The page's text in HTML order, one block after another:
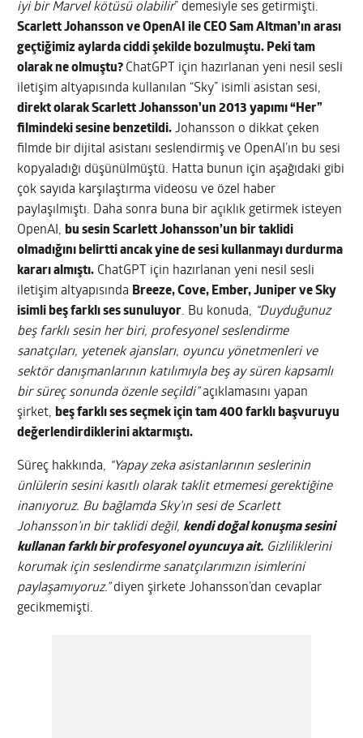
iyi bir Marvel kötüsü olabilir” demesiyle ses getirmişti.
Scarlett Johansson ve OpenAI ile CEO Sam Altman’ın arası
geçtiğimiz aylarda ciddi şekilde bozulmuştu. Peki tam
olarak ne olmuştu? ChatGPT için hazırlanan yeni nesil sesli
iletişim altyapısında kullanılan “Sky” isimli asistan sesi,
direkt olarak Scarlett Johansson’un 2013 yapımı “Her”
filmindeki sesine benzetildi. Johansson o dikkat çeken
filmde bir dijital asistanı seslendirmiş ve OpenAI’ın bu sesi
kopyaladığı düşünülmüştü. Hatta bunun için aşağıdaki gibi
çok sayıda karşılaştırma videosu ve özel haber
paylaşılmıştı. Daha sonra buna bir açıklık getirmek isteyen
OpenAI, bu sesin Scarlett Johansson’un bir taklidi
olmadığını belirtti ancak yine de sesi kullanmayı durdurma
kararı almıştı. ChatGPT için hazırlanan yeni nesil sesli
iletişim altyapısında Breeze, Cove, Ember, Juniper ve Sky
isimli beş farklı ses sunuluyor. Bu konuda, “Duyduğunuz
beş farklı sesin her biri, profesyonel seslendirme
sanatçıları, yetenek ajansları, oyuncu yönetmenleri ve
sektör danışmanlarının katılımıyla beş ay süren kapsamlı
bir süreç sonunda özenle seçildi”açıklamasını yapan
şirket, beş farklı ses seçmek için tam 400 farklı başvuruyu
değerlendirdiklerini aktarmıştı.
Süreç hakkında, “Yapay zeka asistanlarının seslerinin
ünlülerin sesini kasıtlı olarak taklit etmemesi gerektiğine
inanıyoruz. Bu bağlamda Sky’ın sesi de Scarlett
Johansson’ın bir taklidi değil, kendi doğal konuşma sesini
kullanan farklı bir profesyonel oyuncuya ait. Gizliliklerini
korumak için seslendirme sanatçılarımızın isimlerini
paylaşamıyoruz.”diyen şirkete Johansson’dan cevaplar
gecikmemişti.